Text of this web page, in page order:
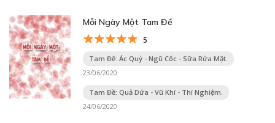
Mỗi Ngày Một Tam Đề
5
Tam Đề: Ác Quỷ - Ngũ Cốc - Sữa Rửa Mặt.
23/06/2020
Tam Đề: Quả Dứa - Vũ Khí - Thí Nghiệm.
24/06/2020